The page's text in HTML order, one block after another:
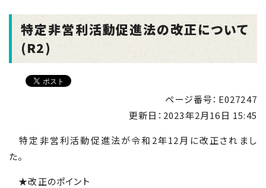
特定非営利活動促進法の改正について
(R2)
ページ番号：E027247
更新日： 2023年2月16日 15:45
特定非営利活動促進法が令和 2年12 月に改正されまし
た。
★改正のポイント